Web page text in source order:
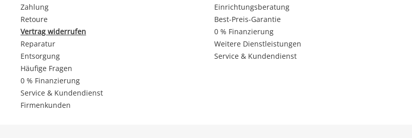
Zahlung
Retoure
Vertrag widerrufen
Reparatur
Entsorgung
Häufige Fragen
0 % Finanzierung
Service & Kundendienst
Firmenkunden
Einrichtungsberatung
Best-Preis-Garantie
0 % Finanzierung
Weitere Dienstleistungen
Service & Kundendienst